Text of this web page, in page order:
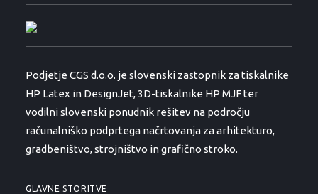
Podjetje CGS d.o.o. je slovenski zastopnik za tiskalnike
HP Latex in DesignJet, 3D-tiskalnike HP MJF ter
vodilni slovenski ponudnik rešitev na področju
računalniško podprtega načrtovanja za arhitekturo,
gradbeništvo, strojništvo in grafično stroko.
GLAVNE STORITVE